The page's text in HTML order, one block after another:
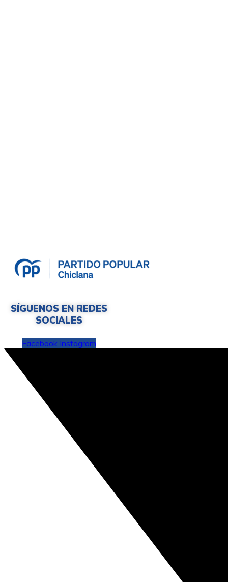
SÍGUENOS EN REDES
SOCIALES
Facebook Instagram